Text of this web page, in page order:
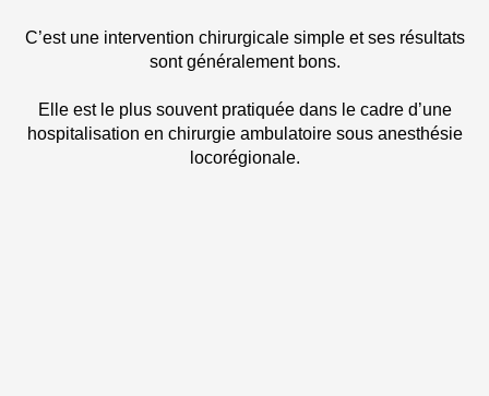
C’est une intervention chirurgicale simple et ses résultats
sont généralement bons.
Elle est le plus souvent pratiquée dans le cadre d’une
hospitalisation en chirurgie ambulatoire sous anesthésie
locorégionale.